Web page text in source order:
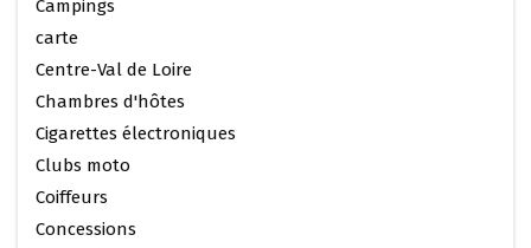
Campings
carte
Centre-Val de Loire
Chambres d'hôtes
Cigarettes électroniques
Clubs moto
Coiffeurs
Concessions